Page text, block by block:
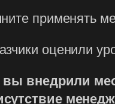
применять
оценили
вы внедрили